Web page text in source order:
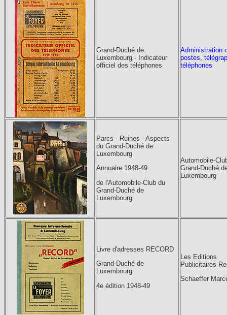
Grand-Duché de
Luxembourg - Indicateur
officiel des téléphones
Administration
postes,
téléphones
Parcs - Ruines - Aspects
du Grand-Duché de
Luxembourg
Annuaire 1948-49
de l'Automobile-Club du
Grand-Duché de
Luxembourg
Automobile-
Grand-Duché
Luxembourg
Livre d'adresses RECORD
Grand-Duché de
Luxembourg
4e édition 1948-49
Les Editions
Publicitaires
Schaeffer